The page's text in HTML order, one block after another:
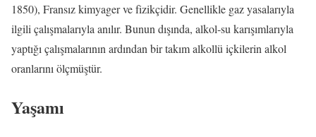
1850), Fransız kimyager ve fizikçidir. Genellikle gaz yasalarıyla
ilgili çalışmalarıyla anılır. Bunun dışında, alkol-su karışımlarıyla
yaptığı çalışmalarının ardından bir takım alkollü içkilerin alkol
oranlarını ölçmüştür.
Yaşamı